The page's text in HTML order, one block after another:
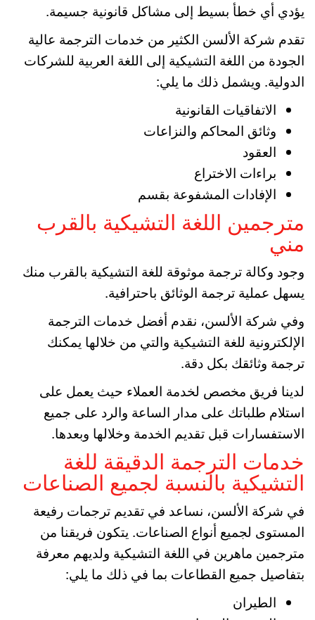
يؤدي أي خطأ بسيط إلى مشاكل قانونية جسيمة.
تقدم شركة الألسن الكثير من خدمات الترجمة عالية
الجودة من اللغة التشيكية إلى اللغة العربية للشركات
الدولية. ويشمل ذلك ما يلي:
الاتفاقيات القانونية
وثائق المحاكم والنزاعات
العقود
براءات الاختراع
الإفادات المشفوعة بقسم
مترجمين اللغة التشيكية بالقرب
مني
وجود وكالة ترجمة موثوقة للغة التشيكية بالقرب منك
يسهل عملية ترجمة الوثائق باحترافية.
وفي شركة الألسن، نقدم أفضل خدمات الترجمة
الإلكترونية للغة التشيكية والتي من خلالها يمكنك
ترجمة وثائقك بكل دقة.
لدينا فريق مخصص لخدمة العملاء حيث يعمل على
استلام طلباتك على مدار الساعة والرد على جميع
الاستفسارات قبل تقديم الخدمة وخلالها وبعدها.
خدمات الترجمة الدقيقة للغة
التشيكية بالنسبة لجميع الصناعات
في شركة الألسن، نساعد في تقديم ترجمات رفيعة
المستوى لجميع أنواع الصناعات. يتكون فريقنا من
مترجمين ماهرين في اللغة التشيكية ولديهم معرفة
بتفاصيل جميع القطاعات بما في ذلك ما يلي:
الطيران